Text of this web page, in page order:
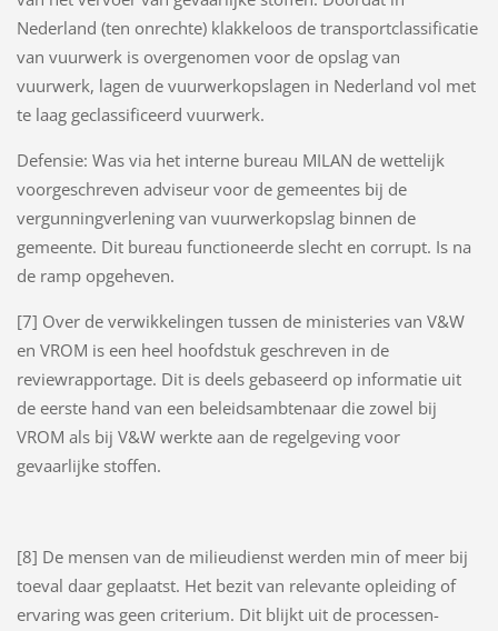
Nederland (ten onrechte) klakkeloos de transportclassificatie
van vuurwerk is overgenomen voor de opslag van
vuurwerk, lagen de vuurwerkopslagen in Nederland vol met
te laag geclassificeerd vuurwerk.
Defensie: Was via het interne bureau MILAN de wettelijk
voorgeschreven adviseur voor de gemeentes bij de
vergunningverlening van vuurwerkopslag binnen de
gemeente. Dit bureau functioneerde slecht en corrupt. Is na
de ramp opgeheven.
[7] Over de verwikkelingen tussen de ministeries van V&W
en VROM is een heel hoofdstuk geschreven in de
reviewrapportage. Dit is deels gebaseerd op informatie uit
de eerste hand van een beleidsambtenaar die zowel bij
VROM als bij V&W werkte aan de regelgeving voor
gevaarlijke stoffen.
[8] De mensen van de milieudienst werden min of meer bij
toeval daar geplaatst. Het bezit van relevante opleiding of
ervaring was geen criterium. Dit blijkt uit de processen-